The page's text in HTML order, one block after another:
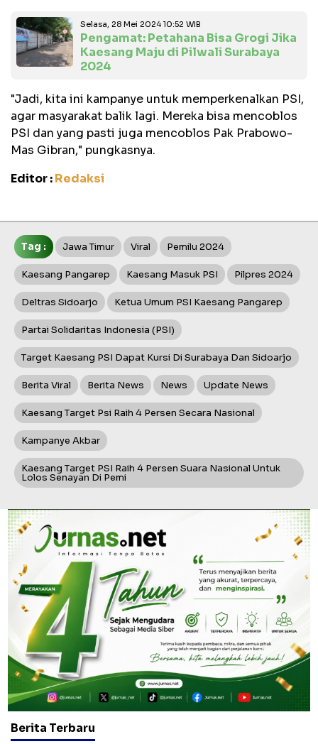
Selasa, 28 Mei 2024 10:52 WIB
Pengamat: Petahana Bisa Grogi Jika
Kaesang Maju di Pilwali Surabaya
2024
"Jadi, kita ini kampanye untuk memperkenalkan PSI,
agar masyarakat balik lagi. Mereka bisa mencoblos
PSI dan yang pasti juga mencoblos Pak Prabowo-
Mas Gibran," pungkasnya.
Editor :Redaksi
Tag : Jawa Timur Viral Pemilu 2024
Kaesang Pangarep Kaesang Masuk PSI Pilpres 2024
Deltras Sidoarjo Ketua Umum PSI Kaesang Pangarep
Partai Solidaritas Indonesia (PSI)
Target Kaesang PSI Dapat Kursi Di Surabaya Dan Sidoarjo
Berita Viral Berita News News Update News
Kaesang Target Psi Raih 4 Persen Secara Nasional
Kampanye Akbar
Kaesang Target PSI Raih 4 Persen Suara Nasional Untuk
Lolos Senayan Di Pemi
Berita Terbaru